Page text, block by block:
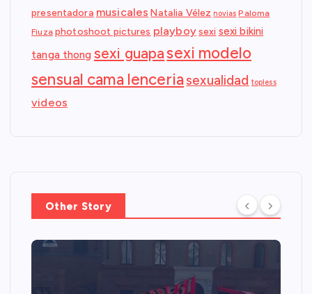
presentadora musicales Natalia Vélez novias Paloma
Fiuza photoshoot pictures playboy sexi sexi bikini
tanga thong sexi guapasexi modelo
sensual cama lenceriasexualidad topless
videos
Other Story